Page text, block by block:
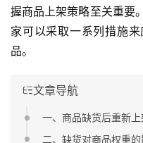
握商品上架策略至关重要
家可以采取一系列措施
品。
文章导航
一、商品缺货后重新
二、缺货对商品权重的